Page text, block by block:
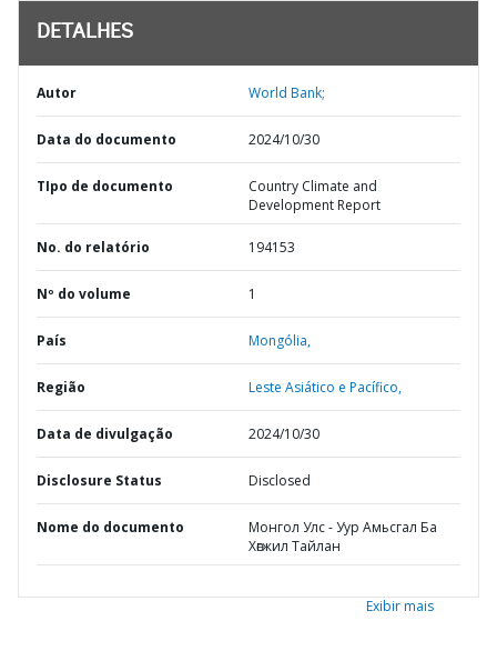
DETALHES
Autor World Bank;
Data do documento 2024/10/30
TIpo de documento
Country Climate and
Development Report
No. do relatório 194153
Nº do volume 1
País Mongólia,
Região Leste Asiático e Pacífico,
Data de divulgação 2024/10/30
Disclosure Status Disclosed
Nome do documento
Монгол Улс - Уур Амьсгал Ба
Хөгжил Тайлан
Exibir mais